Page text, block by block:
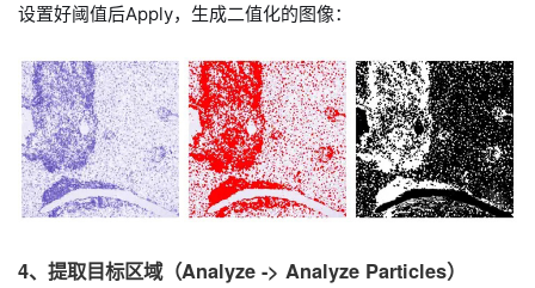
设置好阈值后Apply，生成二值化的图像：
4、提取目标区域（Analyze -> Analyze Particles）